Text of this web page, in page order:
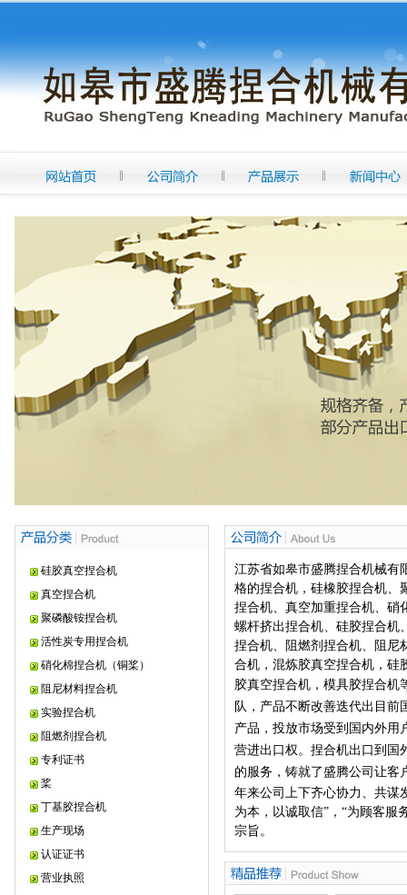
硅胶真空捏合机
真空捏合机
聚磷酸铵捏合机
活性炭专用捏合机
硝化棉捏合机（铜桨）
阻尼材料捏合机
实验捏合机
阻燃剂捏合机
专利证书
桨
丁基胶捏合机
生产现场
认证证书
营业执照
江苏省如皋市盛腾捏合机械有
格的捏合机， 硅橡胶捏合机、
捏合机、真空加重捏合机、硝
螺杆挤出捏合机、 硅胶捏合机
捏合机、阻燃剂捏合机、阻尼
合机， 混炼胶真空捏合机，硅
胶真空捏合机 ，模具胶捏合机
队， 产品不断改善迭代出目前
产品， 投放市场受到国内外用
营进出口权。 捏合机出口到国
的服务，铸就了盛腾公司让客
年来公司上下齐心协力、共谋
为本，以诚取信”，“为顾客服
宗旨。